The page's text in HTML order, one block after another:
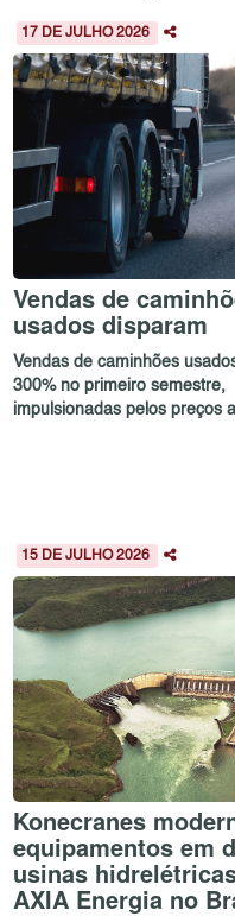
17 DE JULHO 2026
Vendas de
usados disparam
Vendas de caminhões
300% no primeiro semestre,
impulsionadas pelos preços
15 DE JULHO 2026
Konecranes
equipamentos em
usinas
AXIA Energia no